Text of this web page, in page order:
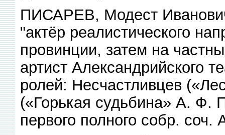
ПИСАРЕВ, Модест
"актёр реалистического
провинции, затем на
артист Александрийского
ролей: Несчастливцев
(«Горькая судьбина» А. Ф.
первого полного собр. соч.